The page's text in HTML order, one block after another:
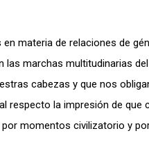
materia de relaciones de
marchas multitudinarias
cabezas y que nos
respecto la impresión de
momentos civilizatorio y